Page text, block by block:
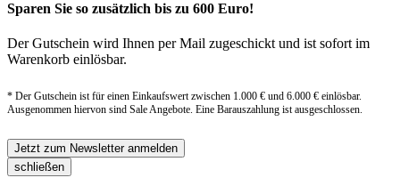
Sparen Sie so zusätzlich bis zu 600 Euro!
Der Gutschein wird Ihnen per Mail zugeschickt und ist sofort im
Warenkorb einlösbar.
* Der Gutschein ist für einen Einkaufswert zwischen 1.000 € und 6.000 € einlösbar.
Ausgenommen hiervon sind Sale Angebote. Eine Barauszahlung ist ausgeschlossen.
Jetzt zum Newsletter anmelden
schließen